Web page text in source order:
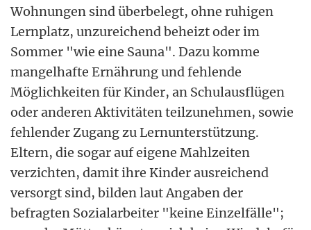
Wohnungen sind überbelegt, ohne ruhigen
Lernplatz, unzureichend beheizt oder im
Sommer "wie eine Sauna". Dazu komme
mangelhafte Ernährung und fehlende
Möglichkeiten für Kinder, an Schulausflügen
oder anderen Aktivitäten teilzunehmen, sowie
fehlender Zugang zu Lernunterstützung.
Eltern, die sogar auf eigene Mahlzeiten
verzichten, damit ihre Kinder ausreichend
versorgt sind, bilden laut Angaben der
befragten Sozialarbeiter "keine Einzelfälle";